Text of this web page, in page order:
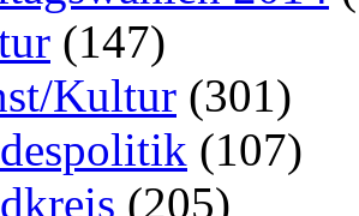
(147)
Kultur (301)
(107)
(205)